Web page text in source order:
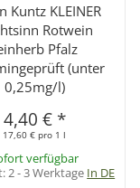
Kuntz KLEINER
Rotwein
Pfalz
(unter
0,25mg/l)
4,40 € *
17,60 € pro 1 l
verfügbar
2 - 3 Werktage In DE